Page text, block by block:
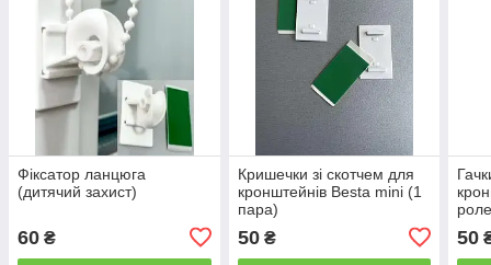
Фіксатор ланцюга
(дитячий захист)
60 ₴
Кришечки зі скотчем для
кронштейнів Besta mini (1
пара)
50₴ 50